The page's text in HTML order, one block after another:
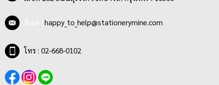
งานประเภทอื่นๆ สามารถมั่นใจในความแข็งแรงและคุณภาพของ
สินค้าได้ นอกจากนี้แฟ้มโชว์เอกสารส่วนใหญ่ยังได้รับการออกแบบให้
สามารถเปิดได้ 360 องศา เพื่อให้สามารถใส่เอกสารได้อย่างสะดวก
มากขึ้น ยิ่งไปกว่านั้นตัวปกหุ้มด้วยพลาสติก PP เป็นมิตรต่อสิ่ง
หน้าปกของแฟ้มโชว์เอกสารส่วนใหญ่จะมีวิวบายเดอร์ ทั้งปกหน้าและ
happy_to_help@stationerymine.com
โทร : 02-668-0102